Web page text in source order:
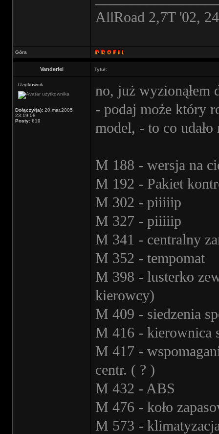
AllRoad 2,7T '02,
Góra
Vanderlei Tytuł:
Użytkownik
Dołączył(a): 20.mar.2005
23:19:08
Posty: 619
no, już
- podaj może który
model, - to co
M 188 - wersja na
M 192 - Pakiet
M 302 - piiiiip
M 327 - piiiiip
M 341 - centralny
M 352 - tempomat
M 398 - lusterko
kierowcy)
M 409 - siedzenia
M 416 - kierownica
M 417 -
centr. ( ? )
M 432 - ABS
M 476 - koło
M 573 -